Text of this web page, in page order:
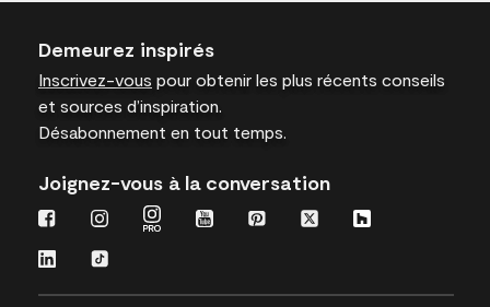
Demeurez inspirés
Inscrivez-vous pour obtenir les plus récents conseils
et sources d’inspiration.
Désabonnement en tout temps.
Joignez-vous à la conversation